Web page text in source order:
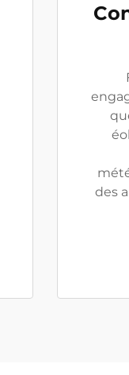
des